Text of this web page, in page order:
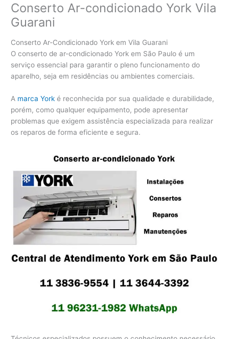
Conserto Ar-condicionado York Vila
Guarani
Conserto Ar-Condicionado York em Vila Guarani
O conserto de ar-condicionado York em São Paulo é um
serviço essencial para garantir o pleno funcionamento do
aparelho, seja em residências ou ambientes comerciais.
A marca York é reconhecida por sua qualidade e durabilidade,
porém, como qualquer equipamento, pode apresentar
problemas que exigem assistência especializada para realizar
os reparos de forma eficiente e segura.